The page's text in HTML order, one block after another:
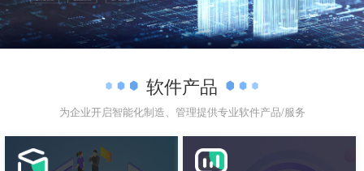
软件产品
为企业开启智能化制造、管理提供专业软件产品/服务